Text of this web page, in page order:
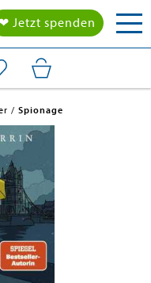
❤ Jetzt spenden
Spionage